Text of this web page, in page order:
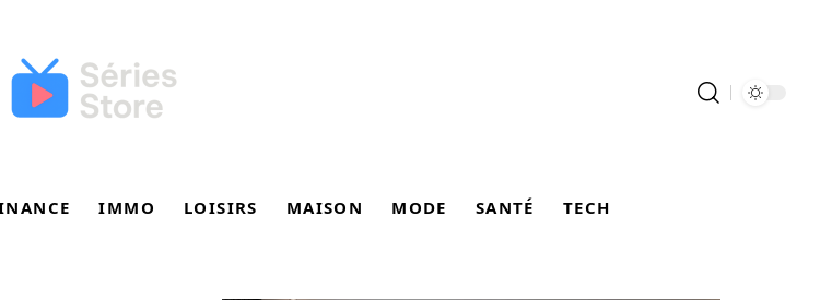
IMMO LOISIRS MAISON MODE SANTÉ TECH